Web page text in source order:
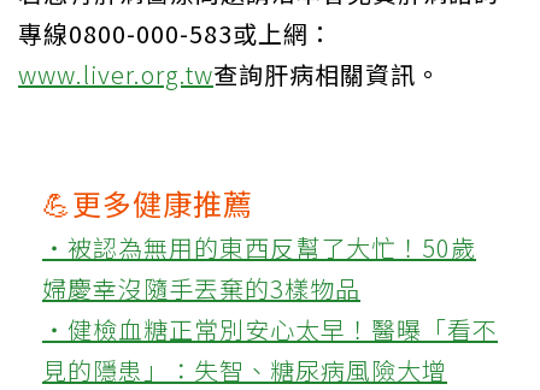
專線0800-000-583或上網：
www.liver.org.tw查詢肝病相關資訊。
💪更多健康推薦
‧被認為無用的東西反幫了大忙！50歲
婦慶幸沒隨手丟棄的3樣物品
‧健檢血糖正常別安心太早！醫曝「看不
見的隱患」：失智、糖尿病風險大增